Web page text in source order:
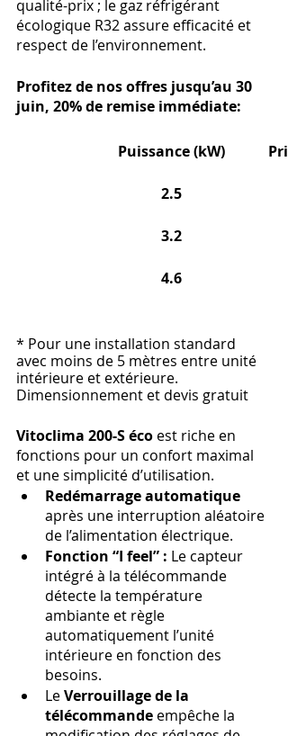
qualité-prix ; le gaz réfrigérant
écologique R32 assure efficacité et
respect de l’environnement.
Profitez de nos offres jusqu’au 30
juin, 20% de remise immédiate:
Puissance (kW)
2.5
3.2
4.6
* Pour une installation standard
avec moins de 5 mètres entre unité
intérieure et extérieure.
Dimensionnement et devis gratuit
Vitoclima 200-S éco est riche en
fonctions pour un confort maximal
et une simplicité d’utilisation.
Redémarrage automatique
après une interruption aléatoire
de l’alimentation électrique.
Fonction “I feel” : Le capteur
intégré à la télécommande
détecte la température
ambiante et règle
automatiquement l’unité
intérieure en fonction des
besoins.
Le Verrouillage de la
télécommande empêche la